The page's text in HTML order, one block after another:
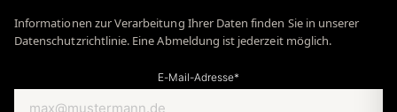
Informationen zur Verarbeitung Ihrer Daten finden Sie in unserer
Datenschutzrichtlinie. Eine Abmeldung ist jederzeit möglich.
E-Mail-Adresse*